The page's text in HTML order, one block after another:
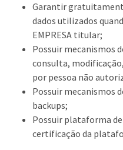
Garantir
dados utilizados
EMPRESA titular;
Possuir mecanismos
consulta,
por pessoa não
Possuir mecanismos
backups;
Possuir plataforma
certificação da